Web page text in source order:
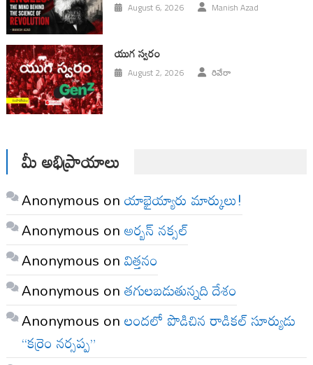
August 6, 2026 Manish Azad
యుగ స్వ‌రం
August 2, 2026 రివేరా
మీ అభిప్రాయాలు
Anonymous onయాభైయ్యారు మార్కులు!
Anonymous onఅర్బన్ నక్సల్
Anonymous onవిత్తనం
Anonymous onతగులబడుతున్నది దేశం
Anonymous onలందలో పొడిచిన రాడికల్ సూర్యుడు
“కర్రెం నర్సప్ప”